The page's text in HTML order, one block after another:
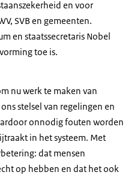
en voor
SVB en gemeenten.
en staatssecretaris Nobel
toe is.
nu werk te maken van
stelsel van regelingen en
onnodig fouten worden
in het systeem. Met
dat mensen
op hebben en dat het ook